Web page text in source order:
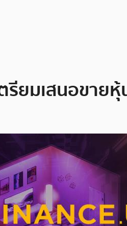
รียมเสนอขาย